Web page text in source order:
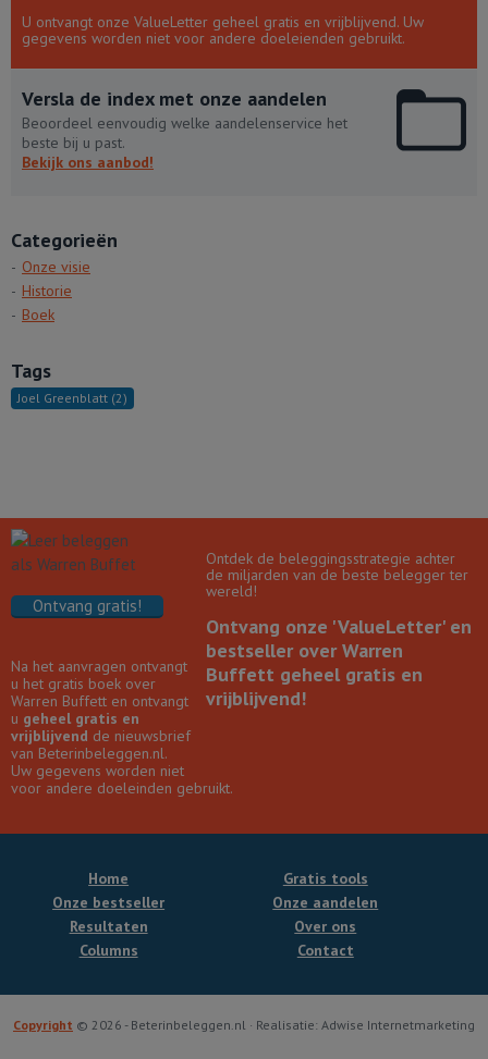
U ontvangt onze ValueLetter geheel gratis en vrijblijvend. Uw
gegevens worden niet voor andere doeleienden gebruikt.
Versla de index met onze aandelen
Beoordeel eenvoudig welke aandelenservice het
beste bij u past.
Bekijk ons aanbod!
Categorieën
Onze visie
Historie
Boek
Tags
Joel Greenblatt (2)
Ontdek de beleggingsstrategie achter
de miljarden van de beste belegger ter
wereld!
Ontvang onze 'ValueLetter' en
bestseller over Warren
Buffett geheel gratis en
vrijblijvend!
Ontvang gratis!
Na het aanvragen ontvangt
u het gratis boek over
Warren Buffett en ontvangt
u geheel gratis en
vrijblijvend de nieuwsbrief
van Beterinbeleggen.nl.
Uw gegevens worden niet
voor andere doeleinden gebruikt.
Home
Onze bestseller
Gratis tools
Onze aandelen
Resultaten
Columns
Over ons
Contact
Copyright © 2026 - Beterinbeleggen.nl · Realisatie: Adwise Internetmarketing